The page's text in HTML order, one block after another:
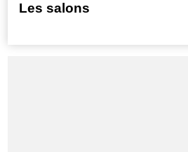
Les salons